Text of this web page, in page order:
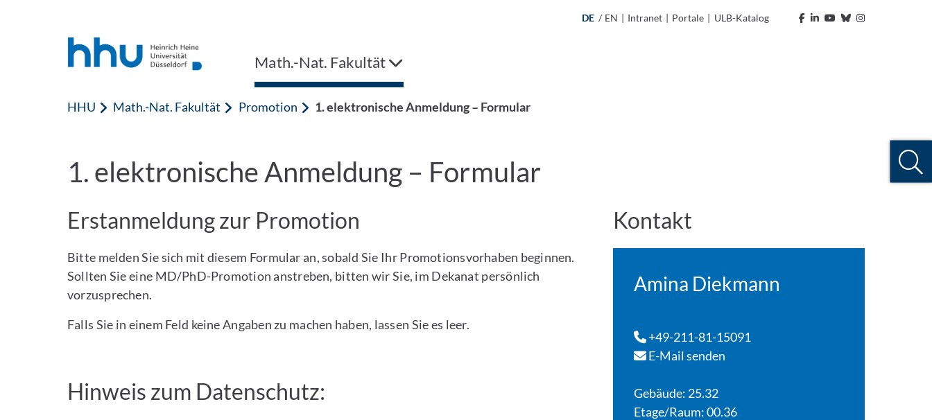
DE / EN | Intranet | Portale | ULB-Katalog
Math.-Nat. Fakultät
HHU Math.-Nat. Fakultät Promotion 1. elektronische Anmeldung – Formular
1. elektronische Anmeldung – Formular
Erstanmeldung zur Promotion
Bitte melden Sie sich mit diesem Formular an, sobald Sie Ihr Promotionsvorhaben beginnen.
Sollten Sie eine MD/PhD-Promotion anstreben, bitten wir Sie, im Dekanat persönlich
vorzusprechen.
Falls Sie in einem Feld keine Angaben zu machen haben, lassen Sie es leer.
Hinweis zum Datenschutz:
Kontakt
Amina Diekmann
+49-211-81-15091
E-Mail senden
Gebäude: 25.32
Etage/Raum: 00.36